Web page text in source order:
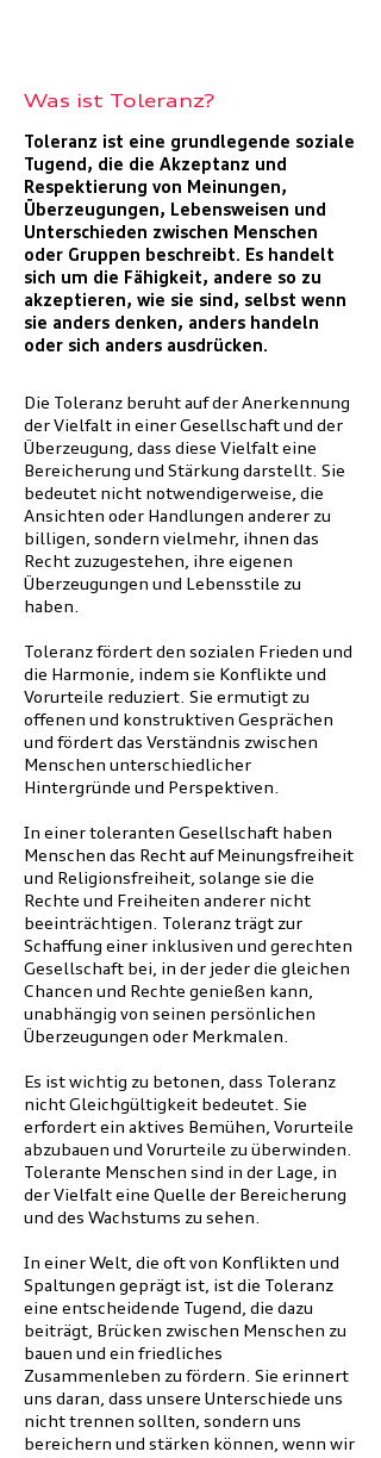
Was ist Toleranz?
Toleranz ist eine grundlegende soziale
Tugend, die die Akzeptanz und
Respektierung von Meinungen,
Überzeugungen, Lebensweisen und
Unterschieden zwischen Menschen
oder Gruppen beschreibt. Es handelt
sich um die Fähigkeit, andere so zu
akzeptieren, wie sie sind, selbst wenn
sie anders denken, anders handeln
oder sich anders ausdrücken.
Die Toleranz beruht auf der Anerkennung
der Vielfalt in einer Gesellschaft und der
Überzeugung, dass diese Vielfalt eine
Bereicherung und Stärkung darstellt. Sie
bedeutet nicht notwendigerweise, die
Ansichten oder Handlungen anderer zu
billigen, sondern vielmehr, ihnen das
Recht zuzugestehen, ihre eigenen
Überzeugungen und Lebensstile zu
haben.
Toleranz fördert den sozialen Frieden und
die Harmonie, indem sie Konflikte und
Vorurteile reduziert. Sie ermutigt zu
offenen und konstruktiven Gesprächen
und fördert das Verständnis zwischen
Menschen unterschiedlicher
Hintergründe und Perspektiven.
In einer toleranten Gesellschaft haben
Menschen das Recht auf Meinungsfreiheit
und Religionsfreiheit, solange sie die
Rechte und Freiheiten anderer nicht
beeinträchtigen. Toleranz trägt zur
Schaffung einer inklusiven und gerechten
Gesellschaft bei, in der jeder die gleichen
Chancen und Rechte genießen kann,
unabhängig von seinen persönlichen
Überzeugungen oder Merkmalen.
Es ist wichtig zu betonen, dass Toleranz
nicht Gleichgültigkeit bedeutet. Sie
erfordert ein aktives Bemühen, Vorurteile
abzubauen und Vorurteile zu überwinden.
Tolerante Menschen sind in der Lage, in
der Vielfalt eine Quelle der Bereicherung
und des Wachstums zu sehen.
In einer Welt, die oft von Konflikten und
Spaltungen geprägt ist, ist die Toleranz
eine entscheidende Tugend, die dazu
beiträgt, Brücken zwischen Menschen zu
bauen und ein friedliches
Zusammenleben zu fördern. Sie erinnert
uns daran, dass unsere Unterschiede uns
nicht trennen sollten, sondern uns
bereichern und stärken können, wenn wir